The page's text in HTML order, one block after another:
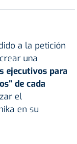
a la petición
una
ejecutivos para
de cada
el
en su